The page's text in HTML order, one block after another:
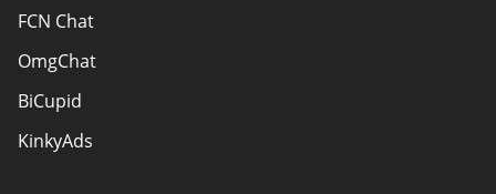
FCN Chat
OmgChat
BiCupid
KinkyAds